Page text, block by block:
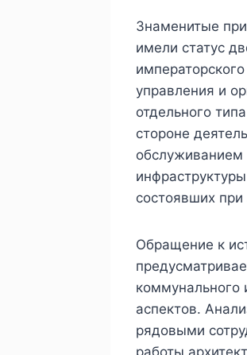
Знаменитые
имели статус
управления и
отдельного
стороне
обслуживанием
состоявших
Обращение к
коммунального
аспектов.
рядовыми
работы